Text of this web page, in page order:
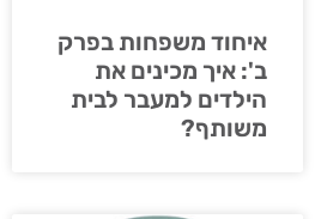
איחוד משפחות בפרק
ב': איך מכינים את
הילדים למעבר לבית
משותף?